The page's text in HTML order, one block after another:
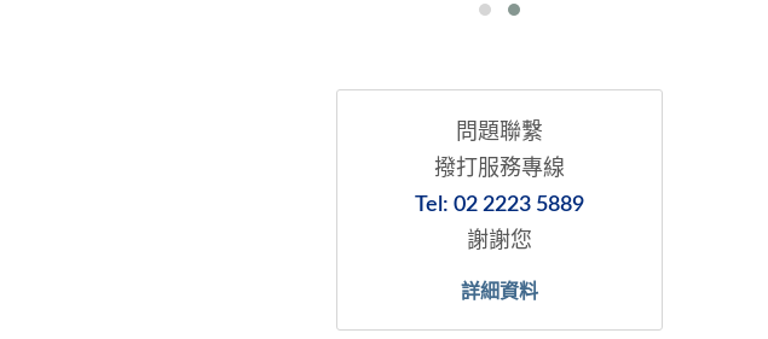
問題聯繫
撥打服務專線
Tel: 02 2223 5889
謝謝您
詳細資料